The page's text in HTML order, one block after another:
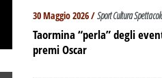
30 Maggio 2026 /Sport Cultura
Taormina “perla” degli
premi Oscar